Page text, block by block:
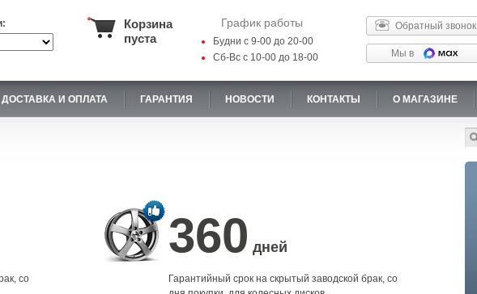
Корзина
пуста
График работы
Будни с 9-00 до 20-00
Сб-Вс с 10-00 до 18-00
Обратный звонок
Мы в
ДОСТАВКА И ОПЛАТА ГАРАНТИЯ НОВОСТИ КОНТАКТЫ О МАГАЗИНЕ
со
360 дней
Гарантийный срок на скрытый заводской брак, со